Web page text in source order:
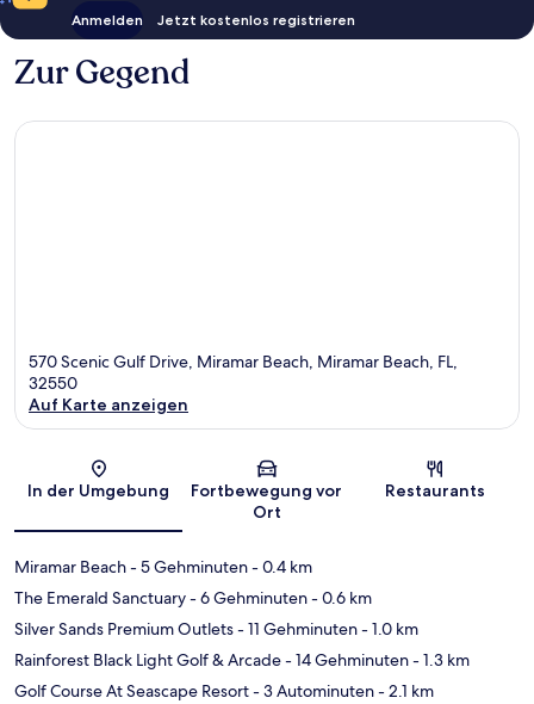
Anmelden Jetzt kostenlos registrieren
Zur Gegend
570 Scenic Gulf Drive, Miramar Beach, Miramar Beach, FL,
32550
Auf Karte anzeigen
In der Umgebung
Fortbewegung vor
Ort
Restaurants
Miramar Beach- 5 Gehminuten- 0.4 km
The Emerald Sanctuary- 6 Gehminuten- 0.6 km
Silver Sands Premium Outlets- 11 Gehminuten- 1.0 km
Rainforest Black Light Golf & Arcade- 14 Gehminuten- 1.3 km
Golf Course At Seascape Resort- 3 Autominuten- 2.1 km